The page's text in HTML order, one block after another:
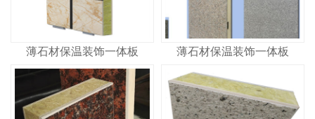
薄石材保温装饰一体板 薄石材保温装饰一体板